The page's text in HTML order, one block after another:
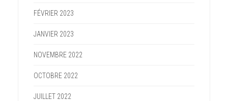
FÉVRIER 2023
JANVIER 2023
NOVEMBRE 2022
OCTOBRE 2022
JUILLET 2022